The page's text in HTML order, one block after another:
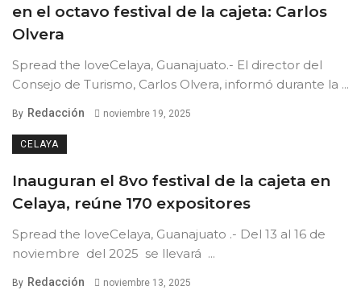
en el octavo festival de la cajeta: Carlos
Olvera
Spread the loveCelaya, Guanajuato.- El director del
Consejo de Turismo, Carlos Olvera, informó durante la ...
By Redacción noviembre 19, 2025
CELAYA
Inauguran el 8vo festival de la cajeta en
Celaya, reúne 170 expositores
Spread the loveCelaya, Guanajuato .- Del 13 al 16 de
noviembre del 2025 se llevará ...
By Redacción noviembre 13, 2025